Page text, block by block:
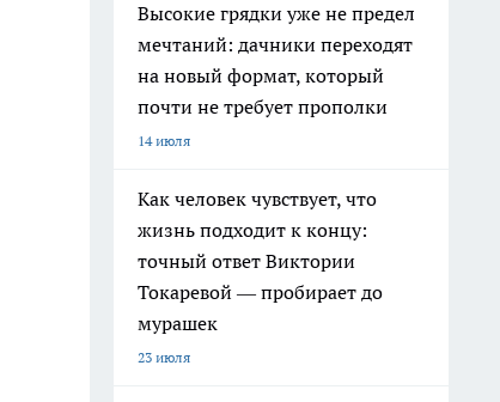
Высокие грядки уже не предел
мечтаний: дачники переходят
на новый формат, который
почти не требует прополки
14 июля
Как человек чувствует, что
жизнь подходит к концу:
точный ответ Виктории
Токаревой — пробирает до
мурашек
23 июля